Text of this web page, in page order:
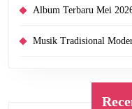
Album Terbaru Mei
Musik Tradisional